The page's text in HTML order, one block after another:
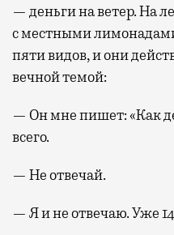
— деньги на ветер. На
с местными
пяти видов, и они
вечной темой:
— Он мне пишет: «Как
всего.
— Не отвечай.
— Я и не отвечаю. Уже